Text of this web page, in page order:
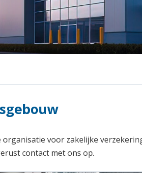
voor zakelijke
contact met ons op.